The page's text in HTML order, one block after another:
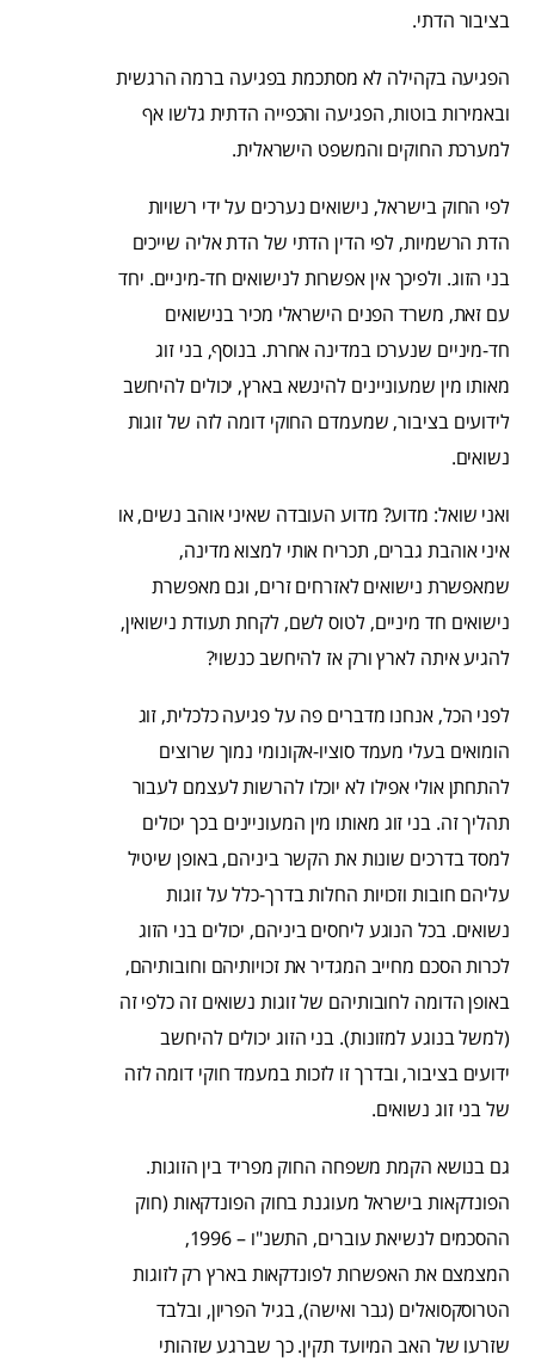
בציבור הדתי.
הפגיעה בקהילה לא מסתכמת בפגיעה ברמה הרגשית
ובאמירות בוטות, הפגיעה והכפייה הדתית גלשו אף
למערכת החוקים והמשפט הישראלית.
לפי החוק בישראל, נישואים נערכים על ידי רשויות
הדת הרשמיות, לפי הדין הדתי של הדת אליה שייכים
בני הזוג. ולפיכך אין אפשרות לנישואים חד-מיניים. יחד
עם זאת, משרד הפנים הישראלי מכיר בנישואים
חד-מיניים שנערכו במדינה אחרת. בנוסף, בני זוג
מאותו מין שמעוניינים להינשא בארץ, יכולים להיחשב
לידועים בציבור, שמעמדם החוקי דומה לזה של זוגות
נשואים.
ואני שואל: מדוע? מדוע העובדה שאיני אוהב נשים, או
איני אוהבת גברים, תכריח אותי למצוא מדינה,
שמאפשרת נישואים לאזרחים זרים, וגם מאפשרת
נישואים חד מיניים, לטוס לשם, לקחת תעודת נישואין,
להגיע איתה לארץ ורק אז להיחשב כנשוי?
לפני הכל, אנחנו מדברים פה על פגיעה כלכלית, זוג
הומואים בעלי מעמד סוציו-אקונומי נמוך שרוצים
להתחתן אולי אפילו לא יוכלו להרשות לעצמם לעבור
תהליך זה. בני זוג מאותו מין המעוניינים בכך יכולים
למסד בדרכים שונות את הקשר ביניהם, באופן שיטיל
עליהם חובות וזכויות החלות בדרך-כלל על זוגות
נשואים. בכל הנוגע ליחסים ביניהם, יכולים בני הזוג
לכרות הסכם מחייב המגדיר את זכויותיהם וחובותיהם,
באופן הדומה לחובותיהם של זוגות נשואים זה כלפי זה
(למשל בנוגע למזונות). בני הזוג יכולים להיחשב
ידועים בציבור, ובדרך זו לזכות במעמד חוקי דומה לזה
של בני זוג נשואים.
גם בנושא הקמת משפחה החוק מפריד בין הזוגות.
הפונדקאות בישראל מעוגנת בחוק הפונדקאות (חוק
ההסכמים לנשיאת עוברים, התשנ"ו – 1996,
המצמצם את האפשרות לפונדקאות בארץ רק לזוגות
הטרוסקסואלים (גבר ואישה), בגיל הפריון, ובלבד
שזרעו של האב המיועד תקין. כך שברגע שזהותי